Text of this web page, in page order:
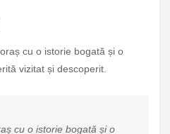
cu o istorie bogată și o
vizitat și descoperit.
cu o istorie bogată și o